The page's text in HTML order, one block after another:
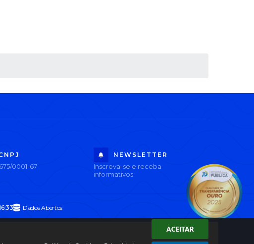
ACEITAR
0001-67
NEWSLETTER
Inscreva-se e receba
informativos
Dados Abertos